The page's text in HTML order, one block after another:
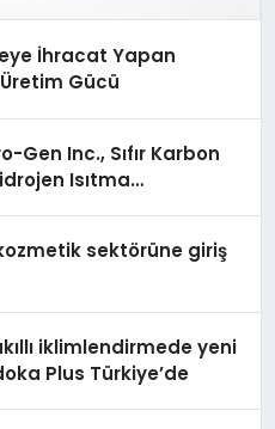
İhracat Yapan
Gücü
Gen Inc., Sıfır Karbon
Isıtma
sektörüne giriş
iklimlendirmede yeni
Plus Türkiye’de